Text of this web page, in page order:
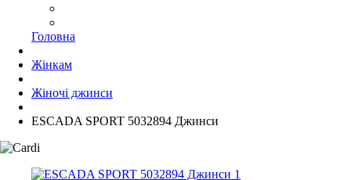
Головна
Жінкам
Жіночі джинси
ESCADA SPORT 5032894 Джинси